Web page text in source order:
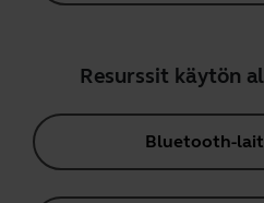
Resurssit käytön
Bluetooth-